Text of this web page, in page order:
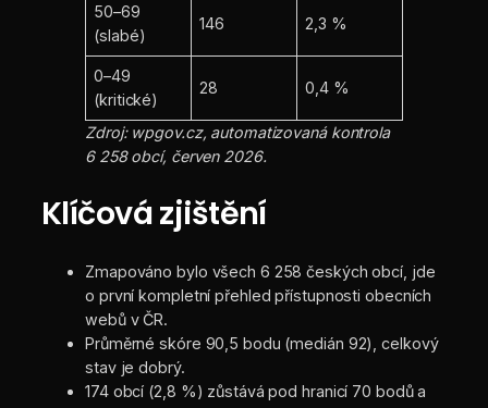
50–69
(slabé)
146 2,3 %
0–49
(kritické)
28 0,4 %
Zdroj: wpgov.cz, automatizovaná kontrola
6 258 obcí, červen 2026.
Klíčová zjištění
Zmapováno bylo všech 6 258 českých obcí, jde
o první kompletní přehled přístupnosti obecních
webů v ČR.
Průměrné skóre 90,5 bodu (medián 92), celkový
stav je dobrý.
174 obcí (2,8 %) zůstává pod hranicí 70 bodů a